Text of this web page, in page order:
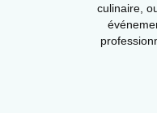
culinaire,